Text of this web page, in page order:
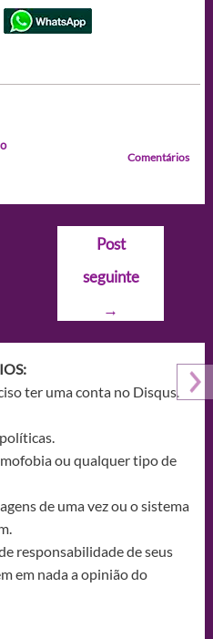
Comentários
Post
seguinte
→
ter uma conta no Disqus.
ou qualquer tipo de
de uma vez ou o sistema
responsabilidade de seus
em nada a opinião do